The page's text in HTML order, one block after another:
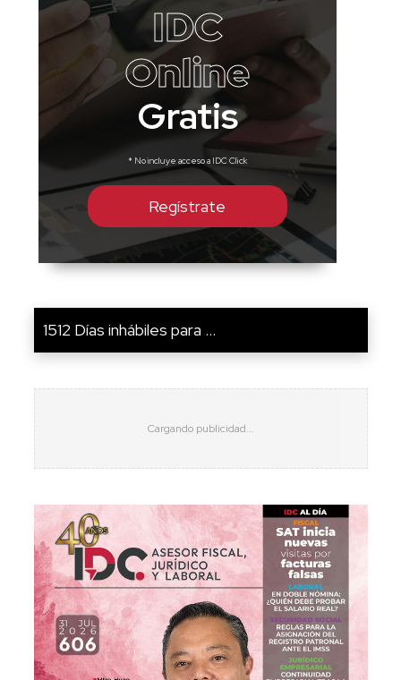
IDC
Online
Gratis
* No incluye acceso a IDC Click
Regístrate
1512 Días inhábiles para ...